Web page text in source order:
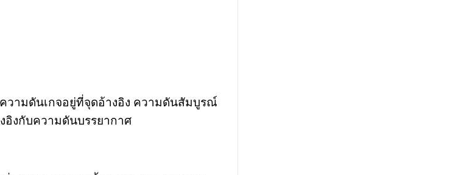
ามดันเกจอยู่ที่จุดอ้างอิง ความดันสัมบูรณ์
งกับความดันบรรยากาศ